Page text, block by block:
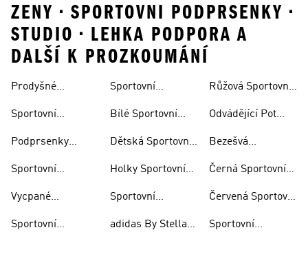
ZENY • SPORTOVNI PODPRSENKY •
STUDIO • LEHKA PODPORA A
DALŠÍ K PROZKOUMÁNÍ
Prodyšné
Podprsenky
Sportovní
Outlet
Podprsenky
Velikosti
Sportovní
Kompresní
Vycpané
Sportovní
Vysokou Oporou
Sportovní
Bílé Sportovní
Dětská Sportovní
Holky Sportovní
Sportovní
adidas By Stella
Sportovní
Podprsenky
Růžová Sportovní
Odvádějící Pot
Podprsenky
Bezešvá
Černá Sportovní
Červená Sportovní
Sportovní